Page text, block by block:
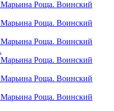
Роща. Воинский
Роща. Воинский
Роща. Воинский
Роща. Воинский
Роща. Воинский
Роща. Воинский